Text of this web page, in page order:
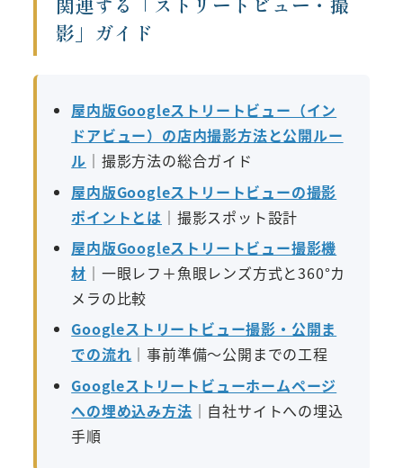
影」ガイド
屋内版Googleストリートビュー（イン
ドアビュー）の店内撮影方法と公開ルー
ル ｜撮影方法の総合ガイド
屋内版Googleストリートビューの撮影
ポイントとは ｜撮影スポット設計
屋内版Googleストリートビュー撮影機
材 ｜一眼レフ＋魚眼レンズ方式と360°カ
メラの比較
Googleストリートビュー撮影・公開ま
での流れ ｜事前準備〜公開までの工程
Googleストリートビューホームページ
への埋め込み方法 ｜自社サイトへの埋込
手順